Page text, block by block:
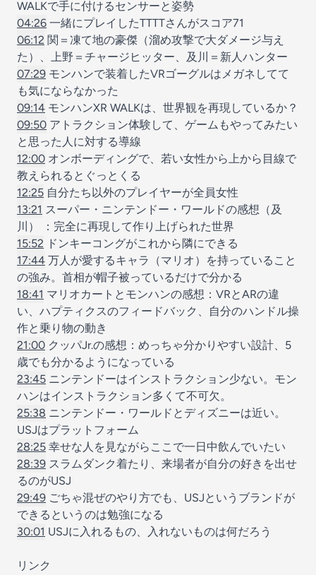
WALKで手に付けるセンサーと姿勢
04:26 一緒にプレイしたTTTTさんがスコア71
06:12 関＝凍て地の豪傑（溜め攻撃で大ダメージ与え
た）、上野＝チャージヒッター、及川＝新人ハンター
07:29 モンハンで装着したVRゴーグルはメガネしてて
も気にならなかった
09:14 モンハンXR WALKは、世界観を再現しているか？
09:50 アトラクション体験して、ゲームもやってみたい
と思った人に対する導線
12:00 オンボーディングで、若い女性から上から目線で
教えられるとぐっとくる
12:25 自分たち以外のプレイヤーが全員女性
13:21 スーパー・ニンテンドー・ワールドの感想（及
川） ：完全に再現して作り上げられた世界
15:52 ドンキーコングがこれから隣にできる
17:44 万人が愛するキャラ（マリオ）を持っていること
の強み。首相が帽子被っているだけで分かる
18:41 マリオカートとモンハンの感想：VRとARの違
い、ハプティクスのフィードバック、自分のハンドル操
作と乗り物の動き
21:00 クッパJr.の感想：めっちゃ分かりやすい設計、5
歳でも分かるようになっている
23:45 ニンテンドーはインストラクション少ない。モン
ハンはインストラクション多くて不可欠。
25:38 ニンテンドー・ワールドとディズニーは近い。
USJはプラットフォーム
28:25 幸せな人を見ながらここで一日中飲んでいたい
28:39 スラムダンク着たり、来場者が自分の好きを出せ
るのがUSJ
29:49 ごちゃ混ぜのやり方でも、USJというブランドが
できるというのは勉強になる
30:01 USJに入れるもの、入れないものは何だろう
リンク